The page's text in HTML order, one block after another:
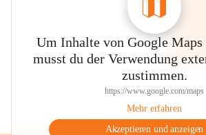
Um Inhalte von Google Maps
musst du der Verwendung
zustimmen.
https://www.google.com/maps
Mehr erfahren
Akzeptieren und anzeigen